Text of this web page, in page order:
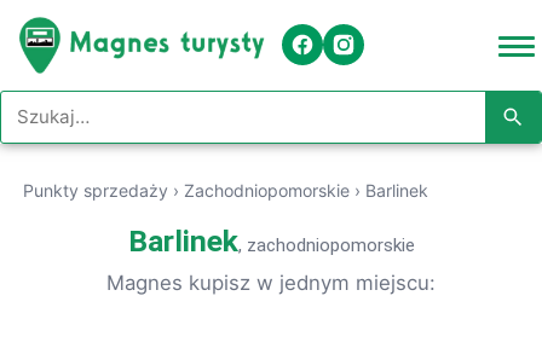
Szukaj w serwisie
Punkty sprzedaży › Zachodniopomorskie › Barlinek
Barlinek, zachodniopomorskie
Magnes kupisz w jednym miejscu: